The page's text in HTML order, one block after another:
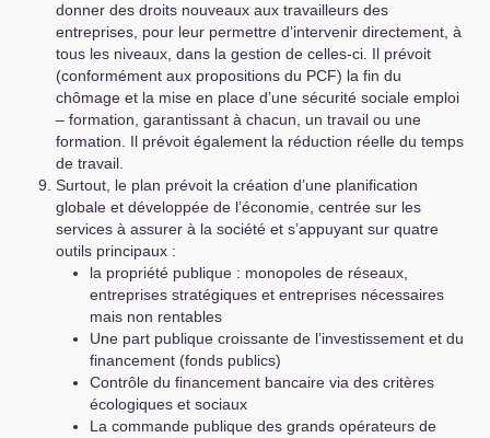
donner des droits nouveaux aux travailleurs des
entreprises, pour leur permettre d’intervenir directement, à
tous les niveaux, dans la gestion de celles-ci. Il prévoit
(conformément aux propositions du PCF) la fin du
chômage et la mise en place d’une sécurité sociale emploi
– formation, garantissant à chacun, un travail ou une
formation. Il prévoit également la réduction réelle du temps
de travail.
Surtout, le plan prévoit la création d’une planification
globale et développée de l’économie, centrée sur les
services à assurer à la société et s’appuyant sur quatre
outils principaux :
la propriété publique : monopoles de réseaux,
entreprises stratégiques et entreprises nécessaires
mais non rentables
Une part publique croissante de l’investissement et du
financement (fonds publics)
Contrôle du financement bancaire via des critères
écologiques et sociaux
La commande publique des grands opérateurs de